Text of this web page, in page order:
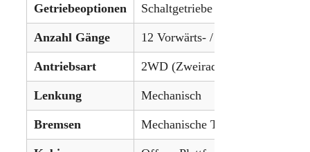
Getriebeoptionen Schaltgetriebe
Anzahl Gänge 12 Vorwärts- / 4 Rückwärtsgänge
Antriebsart 2WD (Zweiradantrieb)
Lenkung Mechanisch
Bremsen Mechanische Trommelbremsen